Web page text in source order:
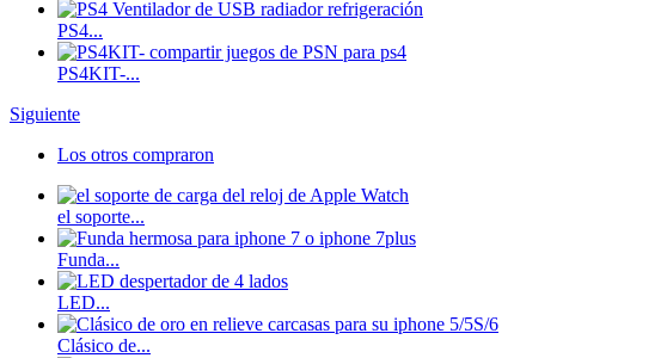
Nuevo...
34,00 €
Sale 2375
ACE 3DS PLUS
7,50 €
Sale 1542
PS4...
PS4KIT-...
Siguiente
Los otros compraron
el soporte...
Funda...
LED...
Clásico de...